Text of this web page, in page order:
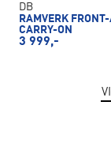
DB
RAMVERK
CARRY-ON
3 999,-